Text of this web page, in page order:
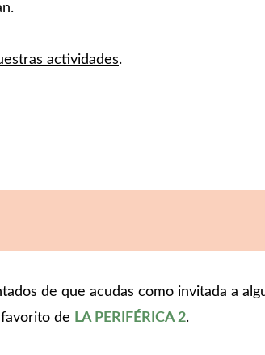
actividades.
de que acudas como invitada a
de LA PERIFÉRICA 2.